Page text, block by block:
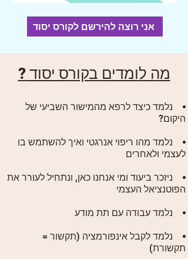
אני רוצה להירשם לקורס יסוד
מה לומדים בקורס יסוד?
נלמד כיצד לרפא מהמישור השביעי של
היקום?
נלמד מהו ריפוי אנרגטי ואיך להשתמש בו
לעצמי ולאחרים
ניזכר ביעוד ומי אנחנו כאן, ונתחיל לעורר את
הפוטנציאל העצמי
נלמד עבודה עם תת מודע
נלמד לקבל אינפורמציה (תקשור =
תקשורת)